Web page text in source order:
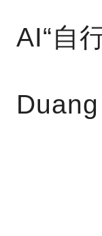
AI“自